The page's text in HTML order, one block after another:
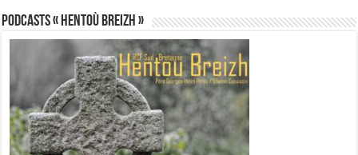
PODCASTS « Hentoù Breizh »